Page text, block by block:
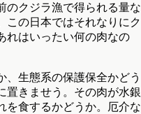
クジラ漁で得られる量な
この日本ではそれなりにク
はいったい何の肉なの
、生態系の保護保全かどう
置きませう。その肉が水銀
を食するかどうか。厄介な